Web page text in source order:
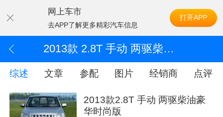
网上车市
去APP了解更多精彩汽车信息
打开APP
2013款 2.8T 手动 两驱柴油豪华时尚版
综述 文章 参配 图片 经销商 点评
2013款2.8T 手动 两驱柴油豪
华时尚版